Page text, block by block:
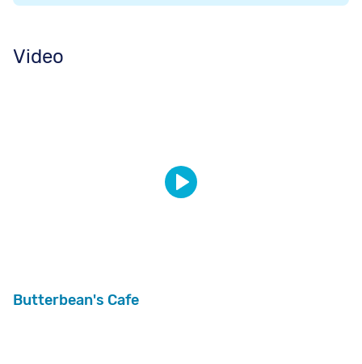
Video
Butterbean's Cafe